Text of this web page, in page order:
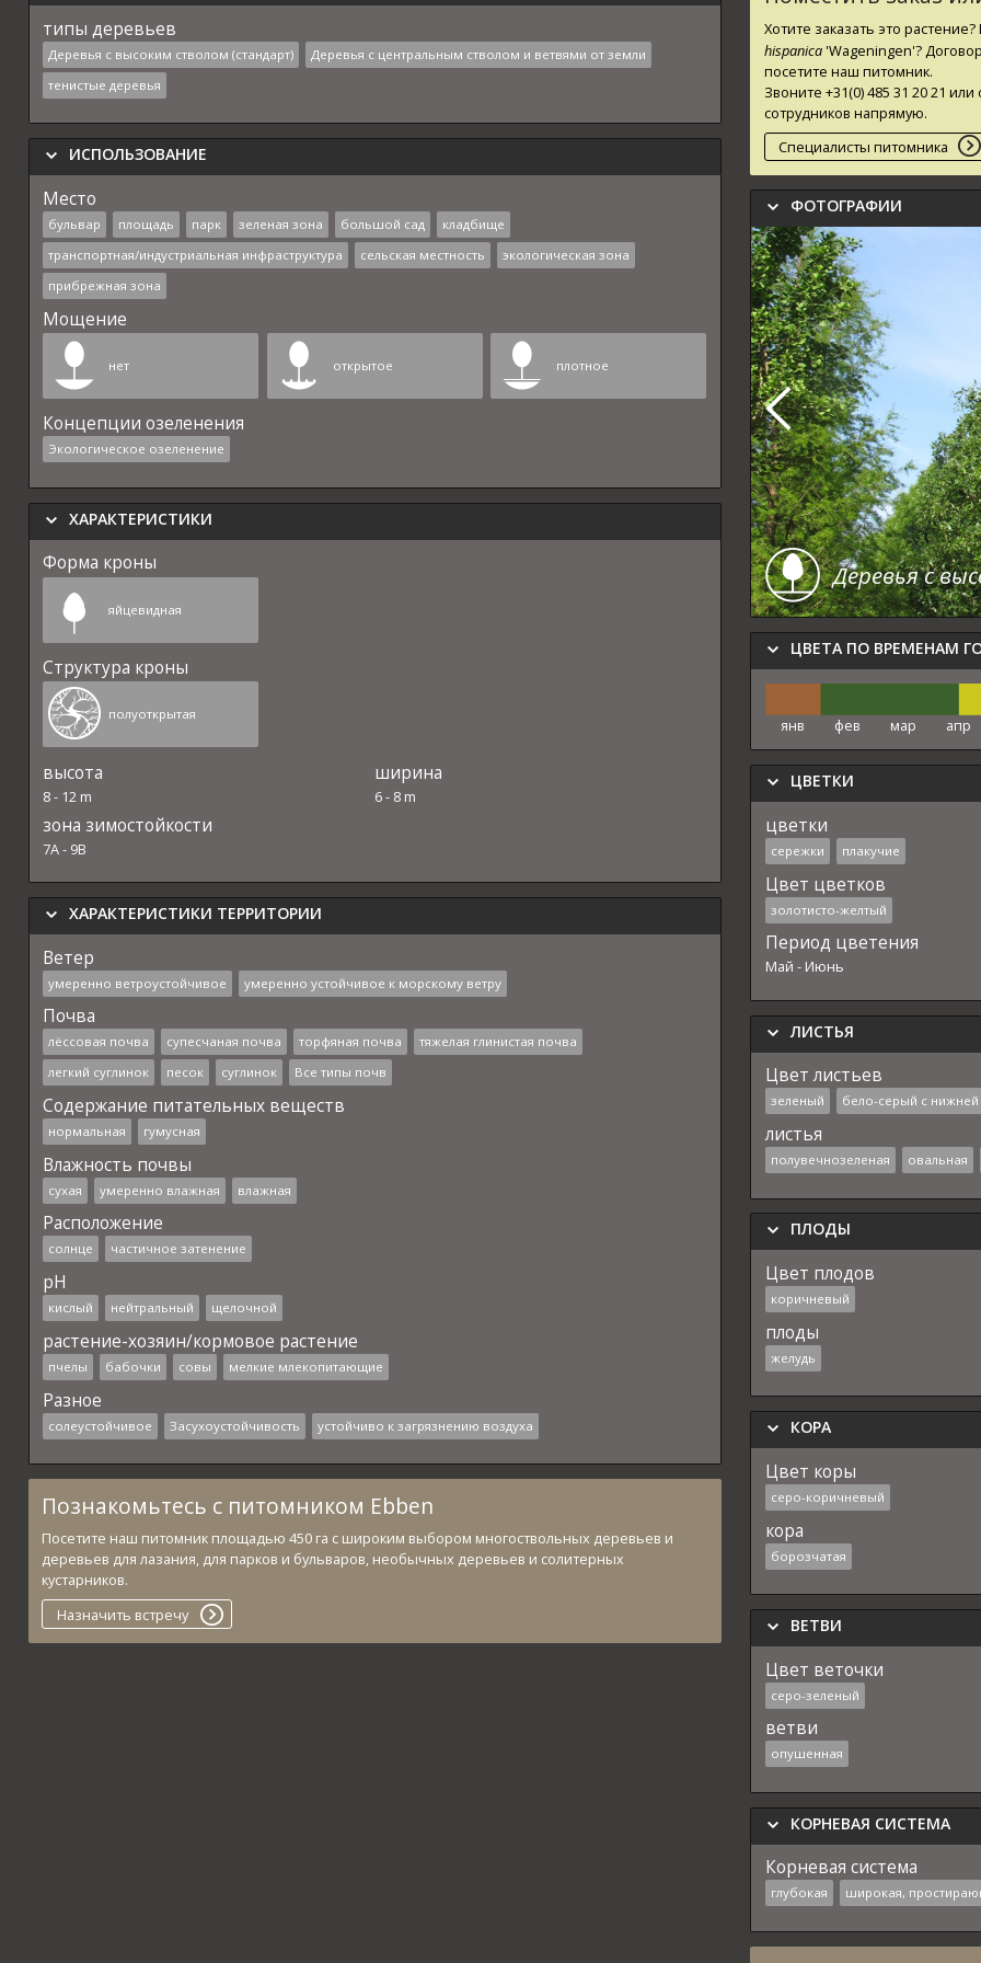
типы деревьев
Деревья с высоким стволом (стандарт)
Деревья с центральным стволом и ветвями от земли
тенистые деревья
ИСПОЛЬЗОВАНИЕ
Место
бульвар площадь парк зеленая зона большой сад
кладбище
транспортная/индустриальная инфраструктура
сельская местность
экологическая зона
прибрежная зона
Мощение
нет открытое плотное
Концепции озеленения
Экологическое озеленение
ХАРАКТЕРИСТИКИ
Форма кроны
яйцевидная
Структура кроны
полуоткрытая
высота
8- 12 m
ширина
6- 8 m
зона зимостойкости
7A- 9B
ХАРАКТЕРИСТИКИ ТЕРРИТОРИИ
Ветер
умеренно ветроустойчивое умеренно устойчивое к морскому ветру
Почва
лёссовая почва супесчаная почва торфяная почва
тяжелая глинистая почва
легкий суглинок
песок суглинок Все типы почв
Содержание питательных веществ
нормальная гумусная
Влажность почвы
сухая умеренно влажная влажная
Расположение
солнце частичное затенение
pH
кислый нейтральный щелочной
растение-хозяин/кормовое растение
пчелы бабочки совы мелкие млекопитающие
Разное
солеустойчивое Засухоустойчивость устойчиво к загрязнению воздуха
Познакомьтесь с питомником Ebben
Посетите наш питомник площадью 450 га с широким выбором многоствольных деревьев и
деревьев для лазания, для парков и бульваров, необычных деревьев и солитерных
кустарников.
Назначить встречу
Хотите заказать это
hispanica 'Wageningen'?
посетите наш питомник.
Звоните +31(0) 485 31 20 21
сотрудников напрямую.
Специалисты питомника
ФОТОГРАФИИ
Деревья с
ЦВЕТА ПО ВРЕМЕНАМ
янв фев мар апр
ЦВЕТКИ
цветки
сережки плакучие
Цвет цветков
золотисто-желтый
Период цветения
Май - Июнь
ЛИСТЬЯ
Цвет листьев
зеленый бело-серый с
листья
полувечнозеленая овальная
ПЛОДЫ
Цвет плодов
коричневый
плоды
желудь
КОРА
Цвет коры
серо-коричневый
кора
борозчатая
ВЕТВИ
Цвет веточки
серо-зеленый
ветви
опушенная
КОРНЕВАЯ СИСТЕМА
Корневая система
глубокая широкая,